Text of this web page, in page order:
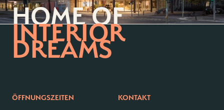
HOME OF
INTERIOR
DREAMS
ÖFFNUNGSZEITEN KONTAKT